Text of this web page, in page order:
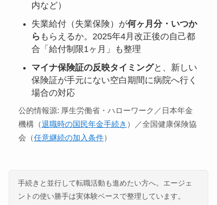
内など）
失業給付（失業保険）が何ヶ月分・いつか
ら もらえるか。2025年4月改正後の自己都
合「給付制限1ヶ月」も整理
マイナ保険証の反映タイミングと、新しい
保険証が手元にない空白期間に病院へ行く
場合の対応
公的情報源: 厚生労働省・ハローワーク／日本年金
機構（退職時の国民年金手続き ）／全国健康保険協
会（任意継続の加入条件）
手続きと並行して転職活動も進めたい方へ。エージェ
ントの使い勝手は実体験ベースで整理しています。